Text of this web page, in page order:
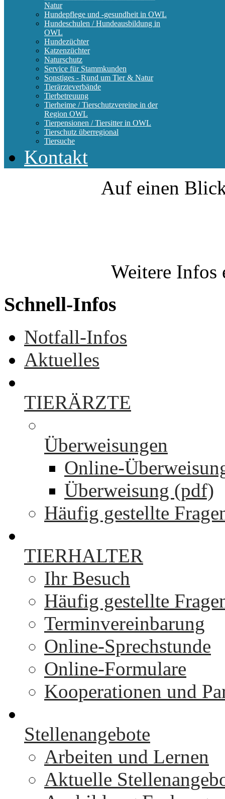
Natur
Hundepflege und -gesundheit in OWL
Hundeschulen / Hundeausbildung in
OWL
Hundezüchter
Katzenzüchter
Naturschutz
Service für Stammkunden
Sonstiges - Rund um Tier & Natur
Tierärzteverbände
Tierbetreuung
Tierheime / Tierschutzvereine in der
Region OWL
Tierpensionen / Tiersitter in OWL
Tierschutz überregional
Tiersuche
Kontakt
Auf einen
Weitere Infos
Schnell-Infos
Notfall-Infos
Aktuelles
TIERÄRZTE
Überweisungen
Online-
Überweisung (pdf)
Häufig gestellte
TIERHALTER
Ihr Besuch
Häufig gestellte
Terminvereinbarung
Online-Sprechstunde
Online-Formulare
Kooperationen und
Stellenangebote
Arbeiten und Lernen
Aktuelle